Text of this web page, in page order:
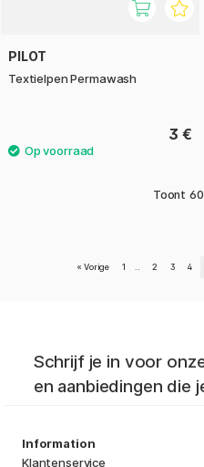
PILOT
Textielpen Permawash
3 €
Toont 60
« Vorige 1 2 3 4
Schrijf je in voor
en aanbiedingen die
Information
Klantenservice